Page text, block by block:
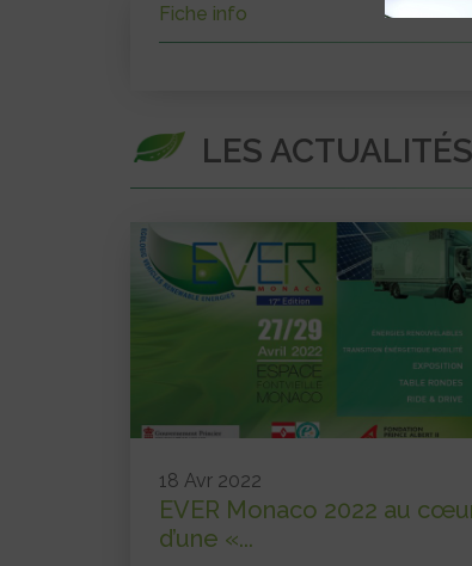
Fiche info
LES
18 Avr 2022
EVER Monaco 2022 au
d’une «...